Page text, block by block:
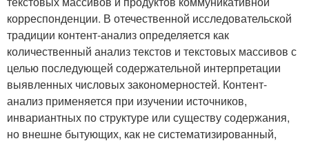
корреспонденции. В отечественной исследовательской
традиции контент-анализ определяется как
количественный анализ текстов и текстовых массивов с
целью последующей содержательной интерпретации
выявленных числовых закономерностей. Контент-
анализ применяется при изучении источников,
инвариантных по структуре или существу содержания,
но внешне бытующих, как не систематизированный,